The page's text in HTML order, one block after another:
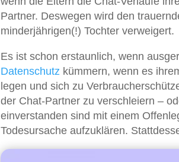
Partner. Deswegen wird den
minderjährigen(!) Tochter verweigert.
Es ist schon erstaunlich, wenn
Datenschutz kümmern, wenn es
legen und sich zu
der Chat-Partner zu verschleiern –
einverstanden sind mit einem
Todesursache aufzuklären.